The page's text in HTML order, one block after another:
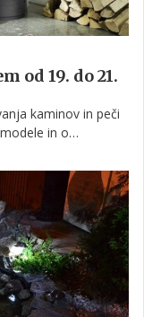
od 19. do 21.
kaminov in peči
in o
načinu kurjenja,